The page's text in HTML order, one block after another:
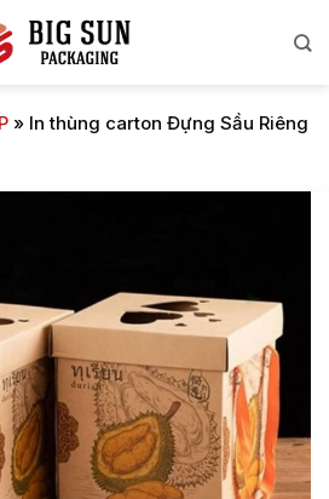
» In thùng carton Đựng Sầu Riêng